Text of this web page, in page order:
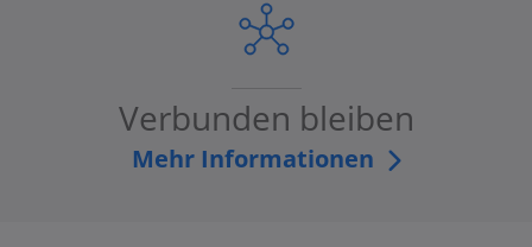
Verbunden bleiben
Mehr Informationen